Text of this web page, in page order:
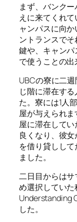
まず、バンク
えに来てくれ
ャンパスに向
ントランスで
鍵や、キャン
で使うことの出
UBCの寮に二
じ階に滞在す
た。寮には1人
屋が与えられ
屋に滞在して
良くなり、彼
を借り貸しし
ました。
二日目からは
め選択してい
Understanding
した。